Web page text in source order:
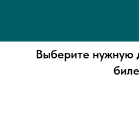
Выберите нужную